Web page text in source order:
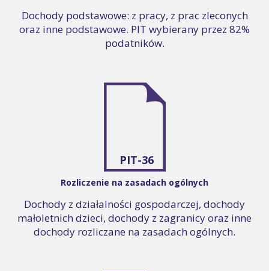
Dochody podstawowe: z pracy, z prac zleconych
oraz inne podstawowe. PIT wybierany przez 82%
podatników.
PIT-36
Rozliczenie na zasadach ogólnych
Dochody z działalności gospodarczej, dochody
małoletnich dzieci, dochody z zagranicy oraz inne
dochody rozliczane na zasadach ogólnych.